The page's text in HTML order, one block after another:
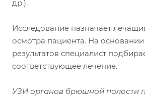
др.).
Исследование назначает
осмотра пациента. На
результатов специалист
соответствующее лечение.
УЗИ органов брюшной полости